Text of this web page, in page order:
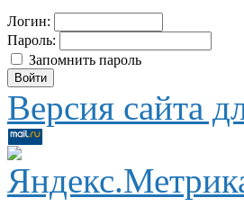
Логин:
Пароль:
Запомнить пароль
Версия сайта